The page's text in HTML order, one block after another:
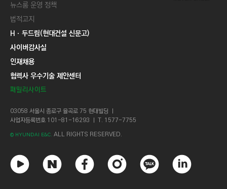
뉴스룸 운영 정책
법적고지
Hㆍ두드림(현대건설 신문고)
사이버감사실
인재채용
협력사 우수기술 제안센터
패밀리사이트
03058 서울시 종로구 율곡로 75 현대빌딩 ㅣ
사업자등록번호 101-81-16293 ㅣ T. 1577-7755
© HYUNDAI E&C. ALL RIGHTS RESERVED.